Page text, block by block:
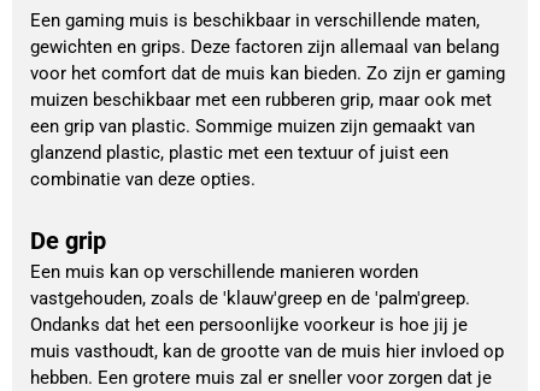
Een gaming muis is beschikbaar in verschillende maten,
gewichten en grips. Deze factoren zijn allemaal van belang
voor het comfort dat de muis kan bieden. Zo zijn er gaming
muizen beschikbaar met een rubberen grip, maar ook met
een grip van plastic. Sommige muizen zijn gemaakt van
glanzend plastic, plastic met een textuur of juist een
combinatie van deze opties.
De grip
Een muis kan op verschillende manieren worden
vastgehouden, zoals de 'klauw'greep en de 'palm'greep.
Ondanks dat het een persoonlijke voorkeur is hoe jij je
muis vasthoudt, kan de grootte van de muis hier invloed op
hebben. Een grotere muis zal er sneller voor zorgen dat je